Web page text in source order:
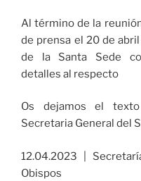
Al término de la
de prensa el 20 de
de la Santa Sede
detalles al respecto
Os dejamos el
Secretaria General del
12.04.2023 |
Obispos